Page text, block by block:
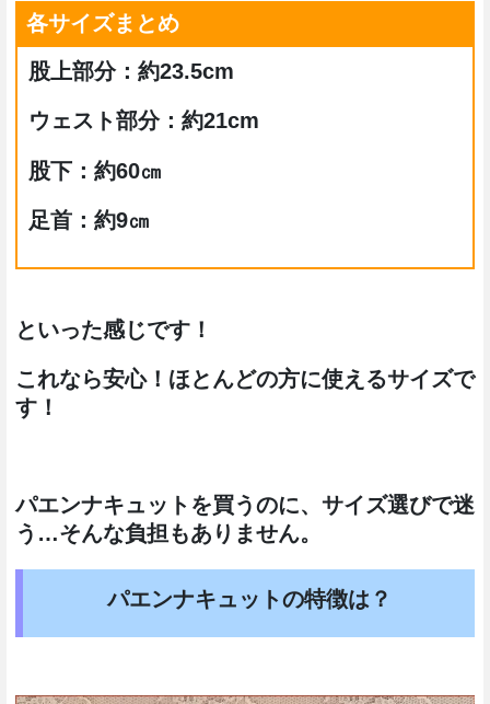
各サイズまとめ
股上部分：約23.5cm
ウェスト部分：約21cm
股下：約60㎝
足首：約9㎝
といった感じです！
これなら安心！ほとんどの方に使えるサイズで
す！
パエンナキュットを買うのに、サイズ選びで迷
う…そんな負担もありません。
パエンナキュットの特徴は？